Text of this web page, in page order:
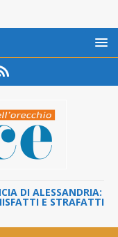
DI ALESSANDRIA:
E STRAFATTI